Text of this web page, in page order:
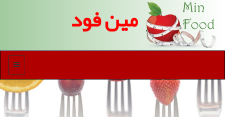
مین فود
منو